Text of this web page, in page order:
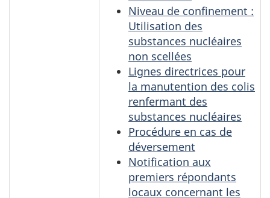
Niveau de confinement :
Utilisation des
substances nucléaires
non scellées
Lignes directrices pour
la manutention des colis
renfermant des
substances nucléaires
Procédure en cas de
déversement
Notification aux
premiers répondants
locaux concernant les